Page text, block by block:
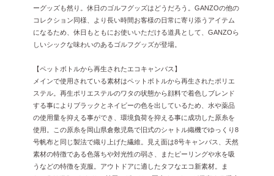
ーグッズも然り。休日のゴルフグッズはどうだろう。GANZOの他の
コレクション同様、より長い時間お客様の日常に寄り添うアイテム
になるため、休日もともにお使いいただける道具として、GANZOら
しいシックな味わいのあるゴルフグッズが登場。
【ペットボトルから再生されたエコキャンバス】
メインで使用されている素材はペットボトルから再生されたポリエ
ステル。再生ポリエステルのワタの状態から顔料で着色しブレンド
する事によりブラックとネイビーの色を出しているため、水や薬品
の使用量を抑える事ができ、環境負荷を抑える事に成功した原糸を
使用。この原糸を岡山県倉敷児島で旧式のシャトル織機でゆっくり8
号帆布と同じ製法で織り上げた繊維。見え面は8号キャンバス、天然
素材の特徴である色落ちや対光性の弱さ、またピーリングや水を吸
うなどの特徴を克服。アウトドアに適したタフなエコ新素材。ま